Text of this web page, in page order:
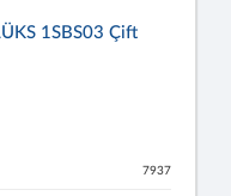
1SBS03 Çift
7937